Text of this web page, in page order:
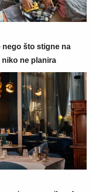
nego što stigne na
niko ne planira